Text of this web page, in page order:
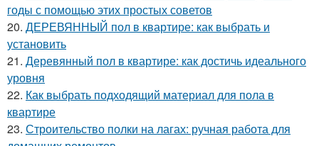
годы с помощью этих простых советов
20. ДЕРЕВЯННЫЙ пол в квартире: как выбрать и
установить
21. Деревянный пол в квартире: как достичь идеального
уровня
22. Как выбрать подходящий материал для пола в
квартире
23. Строительство полки на лагах: ручная работа для